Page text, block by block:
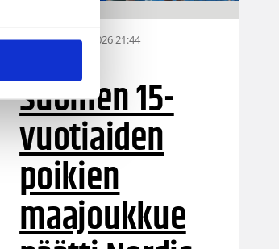
MU15 06.08.2026 21:44
Suomen 15-
vuotiaiden
poikien
maajoukkue